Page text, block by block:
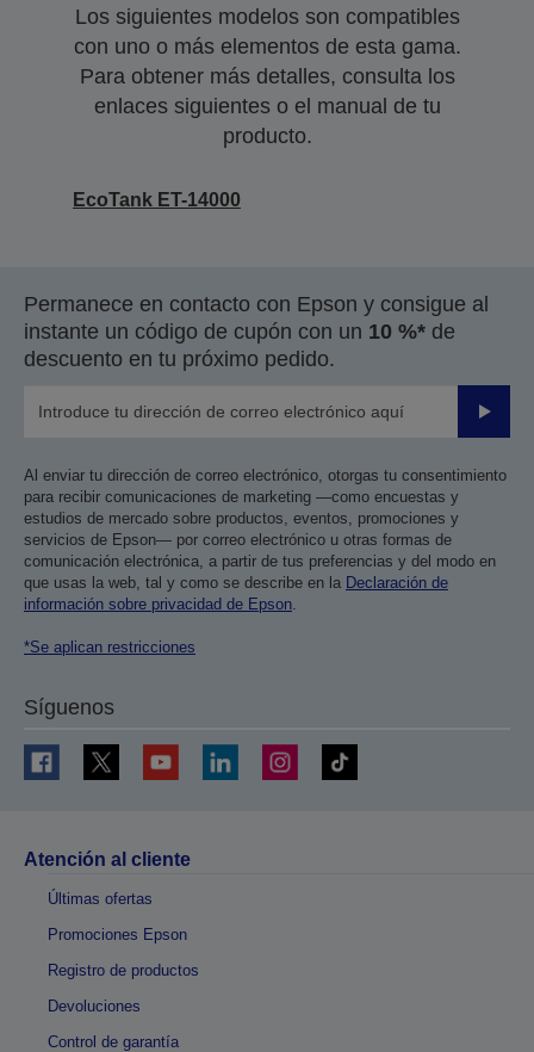
Los siguientes modelos son compatibles
con uno o más elementos de esta gama.
Para obtener más detalles, consulta los
enlaces siguientes o el manual de tu
producto.
EcoTank ET-14000
Permanece en contacto con Epson y consigue al
instante un código de cupón con un 10 %* de
descuento en tu próximo pedido.
Enviar
Al enviar tu dirección de correo electrónico, otorgas tu consentimiento
para recibir comunicaciones de marketing —como encuestas y
estudios de mercado sobre productos, eventos, promociones y
servicios de Epson— por correo electrónico u otras formas de
comunicación electrónica, a partir de tus preferencias y del modo en
que usas la web, tal y como se describe en la Declaración de
información sobre privacidad de Epson.
*Se aplican restricciones
Síguenos
Atención al cliente
Últimas ofertas
Promociones Epson
Registro de productos
Devoluciones
Control de garantía